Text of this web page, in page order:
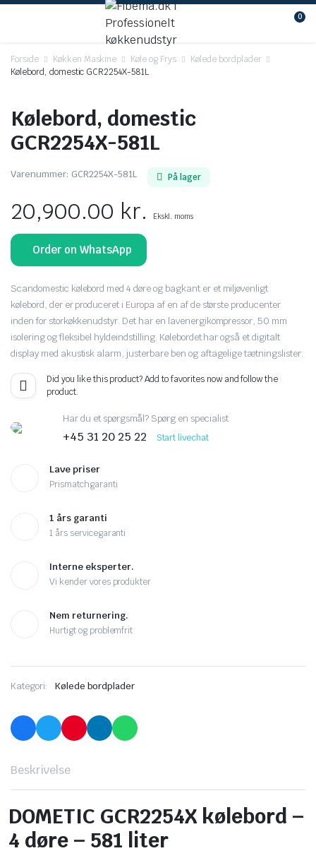
0
Forside Køkken Maskine Køle og Frys
Kølede bordplader
Kølebord, domestic GCR2254X-581L
Kølebord, domestic
GCR2254X-581L
Varenummer: GCR2254X-581L På lager
20,900.00 kr. Ekskl. moms
Order on WhatsApp
Scandomestic kølebord med 4 døre og bagkant er et miljøvenligt
kølebord, der er produceret i Europa af en af de største producenter
inden for storkøkkenudstyr. Det har en lavenergikompressor, 50 mm
isolering og fleksibel hyldeindstilling. Kølebordet har også et digitalt
display med akustisk alarm, justerbare ben og aftagelige tætningslister.
Did you like this product? Add to favorites now and follow the
product.
Har du et spørgsmål? Spørg en specialist
+45 31 20 25 22 Start livechat
Lave priser
Prismatchgaranti
1 års garanti
1 års servicegaranti
Interne eksperter.
Vi kender vores produkter
Nem returnering.
Hurtigt og problemfrit
Kategori: Kølede bordplader
Beskrivelse
DOMETIC GCR2254X kølebord –
4 døre – 581 liter